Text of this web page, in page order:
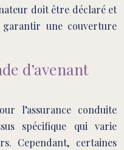
doit être déclaré et
une couverture
d’avenant
l’assurance conduite
spécifique qui varie
Cependant, certaines